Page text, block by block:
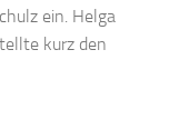
ein. Helga
kurz den